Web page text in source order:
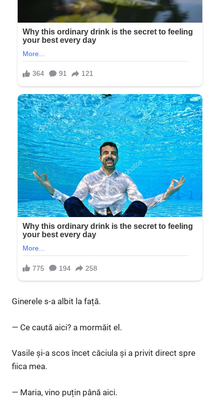
Ginerele s-a albit la față.
— Ce caută aici? a mormăit el.
Vasile și-a scos încet căciula și a privit direct spre
fiica mea.
— Maria, vino puțin până aici.